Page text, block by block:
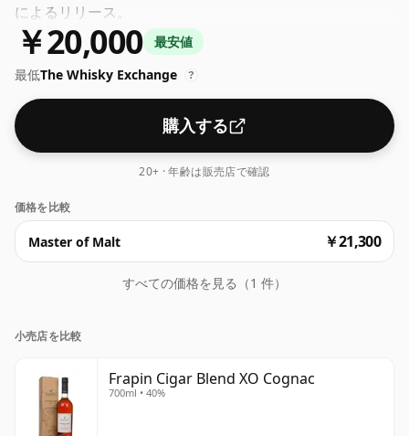
によるリリース。
￥20,000
最安値
最低The Whisky Exchange ?
購入する
20+ · 年齢は販売店で確認
価格を比較
Master of Malt ￥21,300
すべての価格を見る（1 件）
小売店を比較
Frapin Cigar Blend XO Cognac
700ml • 40%